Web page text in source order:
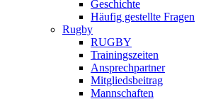
Geschichte
Häufig gestellte Fragen
Rugby
RUGBY
Trainingszeiten
Ansprechpartner
Mitgliedsbeitrag
Mannschaften